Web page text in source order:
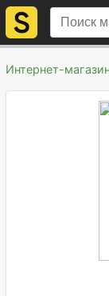
Интернет-